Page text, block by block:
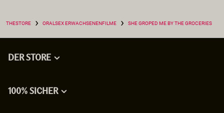
THESTORE › ORALSEX ERWACHSENENFILME › SHE GROPED ME BY THE GROCERIES
DER STORE
100% SICHER